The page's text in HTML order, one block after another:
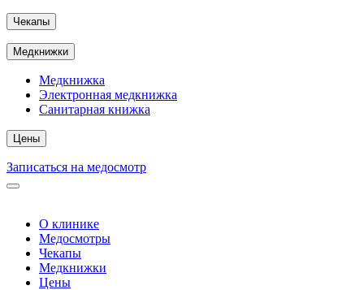
Чекапы
Медкнижки
Медкнижка
Электронная медкнижка
Санитарная книжка
Цены
Записаться на медосмотр
О клинике
Медосмотры
Чекапы
Медкнижки
Цены